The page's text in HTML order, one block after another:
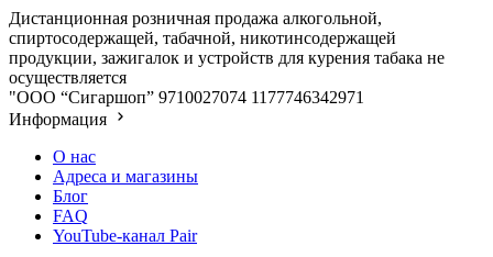
Дистанционная розничная продажа алкогольной,
спиртосодержащей, табачной, никотинсодержащей
продукции, зажигалок и устройств для курения табака не
осуществляется
"ООО “Сигаршоп” 9710027074 1177746342971
Информация
О нас
Адреса и магазины
Блог
FAQ
YouTube-канал Pair